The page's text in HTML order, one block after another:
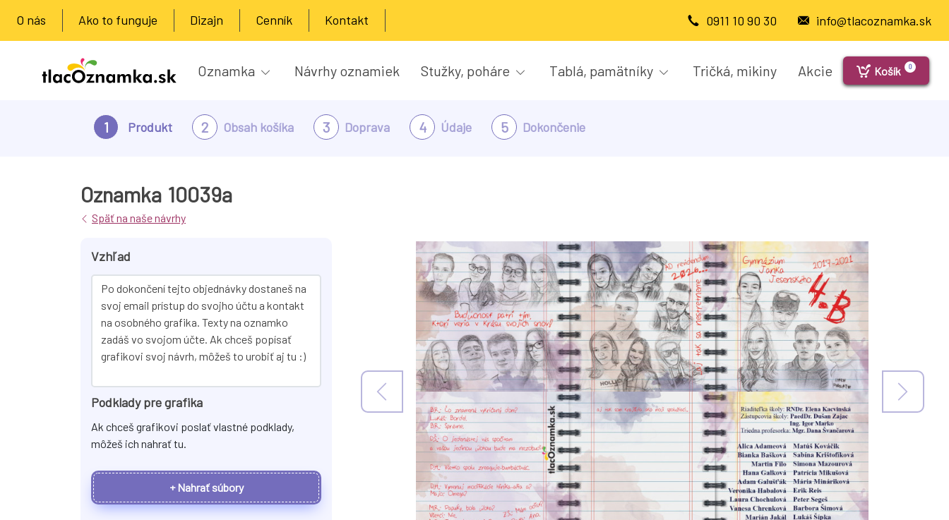
O nás Ako to funguje Dizajn Cenník Kontakt 0911 10 90 30 info@tlacoznamka.sk
Oznamka Návrhy oznamiek Stužky, poháre Tablá, pamätníky Tričká, mikiny Akcie Košík 0
1 Produkt 2 Obsah košíka 3 Doprava 4 Údaje 5 Dokončenie
Oznamka 10039a
Späť na naše návrhy
Vzhľad
Podklady pre grafika
Ak chceš grafikovi poslať vlastné podklady,
môžeš ich nahrať tu.
+ Nahrať súbory